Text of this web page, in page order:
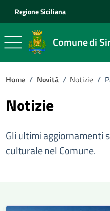
Regione Siciliana
Comune di
Home / Novità / Notizie /
Notizie
Gli ultimi aggiornamenti
culturale nel Comune.